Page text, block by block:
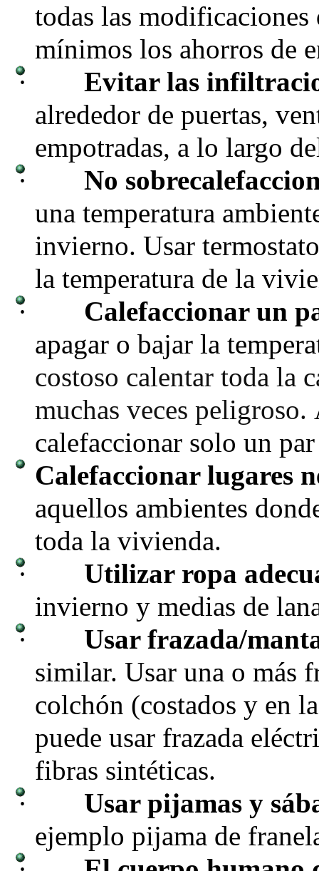
todas las modificaciones
mínimos los ahorros de
·
Evitar las
alrededor de puertas,
empotradas, a lo largo
·
No
una temperatura
invierno. Usar
la temperatura de la
·
Calefaccionar un
apagar o bajar la
costoso calentar toda la
muchas veces peligroso.
calefaccionar solo un
Calefaccionar lugares
aquellos ambientes
toda la vivienda.
·
Utilizar ropa
invierno y medias de
·
Usar frazada/
similar. Usar una o más
colchón (costados y en
puede usar frazada
fibras sintéticas.
·
Usar pijamas y
ejemplo pijama de